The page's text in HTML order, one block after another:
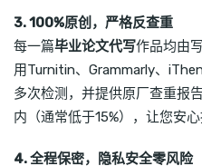
3. 100%原创，严格反查重
每一篇毕业论文代写作品均由
用Turnitin、Grammarly、
多次检测，并提供原厂查重报
内（通常低于15%），让您安心
4. 全程保密，隐私安全零风险